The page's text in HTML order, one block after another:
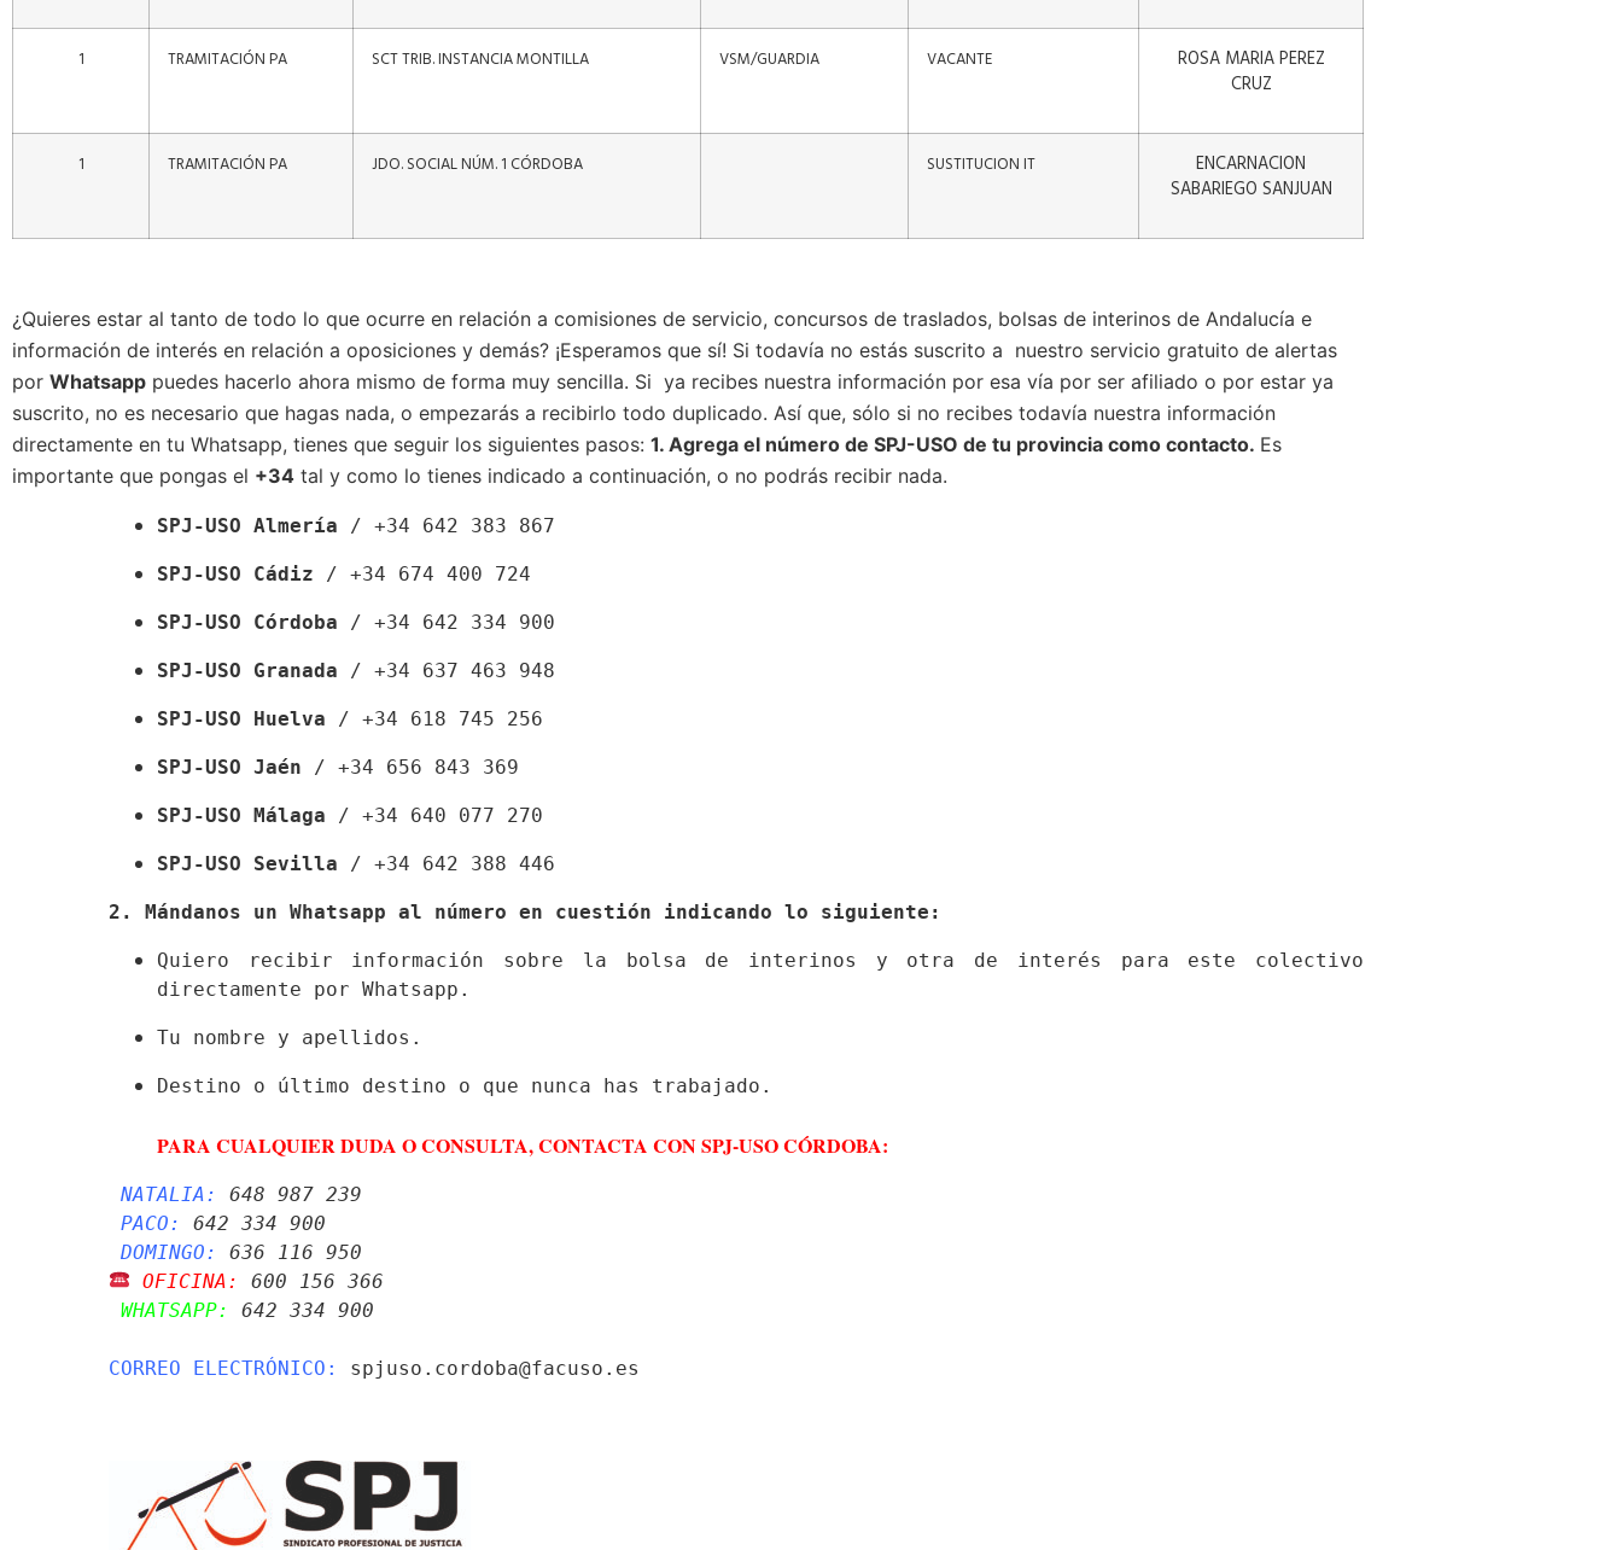
1 TRAMITACIÓN PA SCT TRIB. INSTANCIA MONTILLA VSM/GUARDIA VACANTE
ROSA MARIA PEREZ
CRUZ
1 TRAMITACIÓN PA JDO. SOCIAL NÚM. 1 CÓRDOBA SUSTITUCION IT
ENCARNACION
SABARIEGO SANJUAN
¿Quieres estar al tanto de todo lo que ocurre en relación a comisiones de servicio, concursos de traslados, bolsas de interinos de Andalucía e
información de interés en relación a oposiciones y demás? ¡Esperamos que sí! Si todavía no estás suscrito a nuestro servicio gratuito de alertas
por Whatsapp puedes hacerlo ahora mismo de forma muy sencilla. Si ya recibes nuestra información por esa vía por ser afiliado o por estar ya
suscrito, no es necesario que hagas nada, o empezarás a recibirlo todo duplicado. Así que, sólo si no recibes todavía nuestra información
directamente en tu Whatsapp, tienes que seguir los siguientes pasos: 1. Agrega el número de SPJ-USO de tu provincia como contacto. Es
importante que pongas el +34 tal y como lo tienes indicado a continuación, o no podrás recibir nada.
SPJ-USO Almería / +34 642 383 867
SPJ-USO Cádiz / +34 674 400 724
SPJ-USO Córdoba / +34 642 334 900
SPJ-USO Granada / +34 637 463 948
SPJ-USO Huelva / +34 618 745 256
SPJ-USO Jaén / +34 656 843 369
SPJ-USO Málaga / +34 640 077 270
SPJ-USO Sevilla / +34 642 388 446
2. Mándanos un Whatsapp al número en cuestión indicando lo siguiente:
Quiero recibir información sobre la bolsa de interinos y otra de interés para este colectivo
directamente por Whatsapp.
Tu nombre y apellidos.
PARA CUALQUIER DUDA O CONSULTA, CONTACTA CON SPJ-USO CÓRDOBA:
NATALIA:
648 987 239
PACO:
642 334 900
DOMINGO:
636 116 950
OFICINA:
600 156 366
WHATSAPP:
642 334 900
CORREO ELECTRÓNICO: spjuso.cordoba@facuso.es